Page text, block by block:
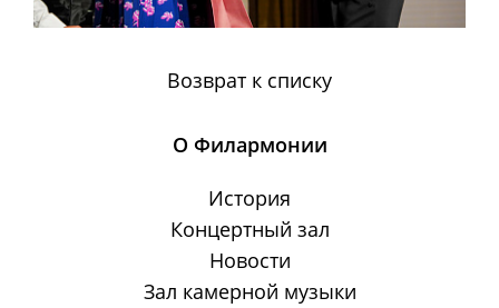
Возврат к списку
О Филармонии
История
Концертный зал
Новости
Зал камерной музыки